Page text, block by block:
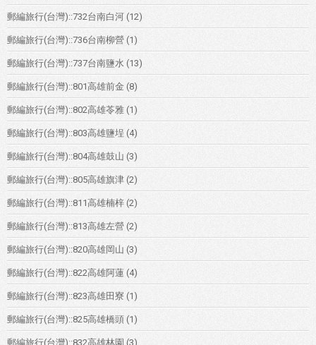
郵編旅行(台灣)::732台南白河 (12)
郵編旅行(台灣)::736台南柳營 (1)
郵編旅行(台灣)::737台南鹽水 (13)
郵編旅行(台灣)::801高雄前金 (8)
郵編旅行(台灣)::802高雄苓雅 (1)
郵編旅行(台灣)::803高雄鹽埕 (4)
郵編旅行(台灣)::804高雄鼓山 (3)
郵編旅行(台灣)::805高雄旗津 (2)
郵編旅行(台灣)::811高雄楠梓 (2)
郵編旅行(台灣)::813高雄左營 (2)
郵編旅行(台灣)::820高雄岡山 (3)
郵編旅行(台灣)::822高雄阿蓮 (4)
郵編旅行(台灣)::823高雄田寮 (1)
郵編旅行(台灣)::825高雄橋頭 (1)
郵編旅行(台灣)::832高雄林園 (3)